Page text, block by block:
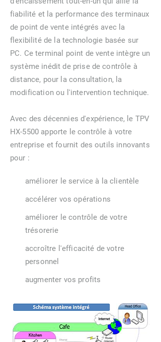
fiabilité et la performance des terminaux
de point de vente intégrés avec la
flexibilité de la technologie basée sur
PC. Ce terminal point de vente intègre un
système inédit de prise de contrôle à
distance, pour la consultation, la
modification ou l'intervention technique.
Avec des décennies d'expérience, le TPV
HX-5500 apporte le contrôle à votre
entreprise et fournit des outils innovants
pour :
améliorer le service à la clientèle
accélérer vos opérations
améliorer le contrôle de votre
trésorerie
accroître l'efficacité de votre
personnel
augmenter vos profits